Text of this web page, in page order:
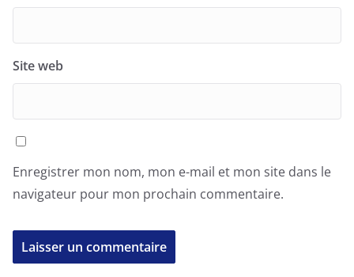
Site web
Enregistrer mon nom, mon e-mail et mon site dans le
navigateur pour mon prochain commentaire.